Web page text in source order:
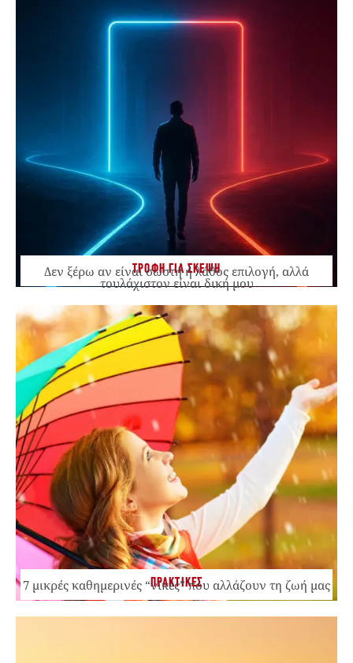
ΤΡΟΦΗ ΓΙΑ ΣΚΕΨΗ
Δεν ξέρω αν είναι σωστή ή λάθος επιλογή, αλλά
τουλάχιστον είναι δική μου
ΠΡΑΚΤΙΚΕΣ
7 μικρές καθημερινές “νίκες” που αλλάζουν τη ζωή μας